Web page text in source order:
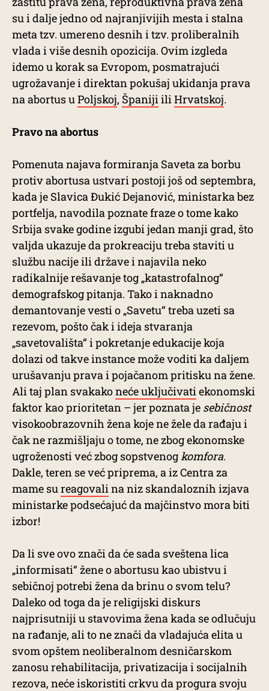
su i dalje jedno od najranjivijih mesta i stalna
meta tzv. umereno desnih i tzv. proliberalnih
vlada i više desnih opozicija. Ovim izgleda
idemo u korak sa Evropom, posmatrajući
ugrožavanje i direktan pokušaj ukidanja prava
na abortus uPoljskoj, ŠpanijiiliHrvatskoj.
Pravo na abortus
Pomenuta najava formiranja Saveta za borbu
protiv abortusa ustvari postoji još od septembra,
kada je Slavica Đukić Dejanović, ministarka bez
portfelja, navodila poznate fraze o tome kako
Srbija svake godine izgubi jedan manji grad, što
valjda ukazuje da prokreaciju treba staviti u
službu nacije ili države i najavila neko
radikalnije rešavanje tog „katastrofalnog“
demografskog pitanja. Tako i naknadno
demantovanje vesti o „Savetu“ treba uzeti sa
rezevom, pošto čak i ideja stvaranja
„savetovališta“ i pokretanje edukacije koja
dolazi od takve instance može voditi ka daljem
urušavanju prava i pojačanom pritisku na žene.
Ali taj plan svakakoneće uključivatiekonomski
faktor kao prioritetan – jer poznata je sebičnost
visokoobrazovnih žena koje ne žele da rađaju i
čak ne razmišljaju o tome, ne zbog ekonomske
ugroženosti već zbog sopstvenogkomfora.
Dakle, teren se već priprema, a iz Centra za
mame sureagovalina niz skandaloznih izjava
ministarke podsećajuć da majčinstvo mora biti
izbor!
Da li sve ovo znači da će sada sveštena lica
„informisati“ žene o abortusu kao ubistvu i
sebičnoj potrebi žena da brinu o svom telu?
Daleko od toga da je religijski diskurs
najprisutniji u stavovima žena kada se odlučuju
na rađanje, ali to ne znači da vladajuća elita u
svom opštem neoliberalnom desničarskom
zanosu rehabilitacija, privatizacija i socijalnih
rezova, neće iskoristiti crkvu da progura svoju